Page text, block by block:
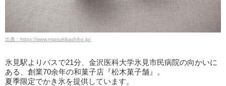
出典：https://www.matsukikashiho.jp/
氷見駅よりバスで21分、金沢医科大学氷見市民病院の向かいに
ある、創業70余年の和菓子店『松木菓子舗』。
夏季限定でかき氷を提供しています。